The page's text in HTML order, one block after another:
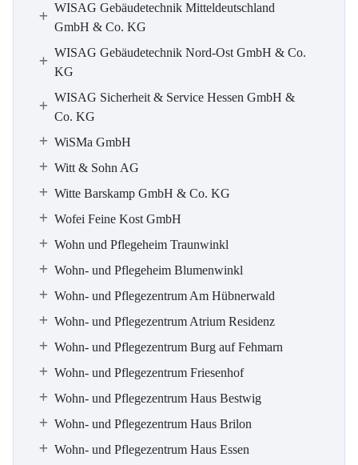
WISAG Gebäudetechnik Mitteldeutschland
GmbH & Co. KG
WISAG Gebäudetechnik Nord-Ost GmbH & Co.
KG
WISAG Sicherheit & Service Hessen GmbH &
Co. KG
WiSMa GmbH
Witt & Sohn AG
Witte Barskamp GmbH & Co. KG
Wofei Feine Kost GmbH
Wohn und Pflegeheim Traunwinkl
Wohn- und Pflegeheim Blumenwinkl
Wohn- und Pflegezentrum Am Hübnerwald
Wohn- und Pflegezentrum Atrium Residenz
Wohn- und Pflegezentrum Burg auf Fehmarn
Wohn- und Pflegezentrum Friesenhof
Wohn- und Pflegezentrum Haus Bestwig
Wohn- und Pflegezentrum Haus Brilon
Wohn- und Pflegezentrum Haus Essen